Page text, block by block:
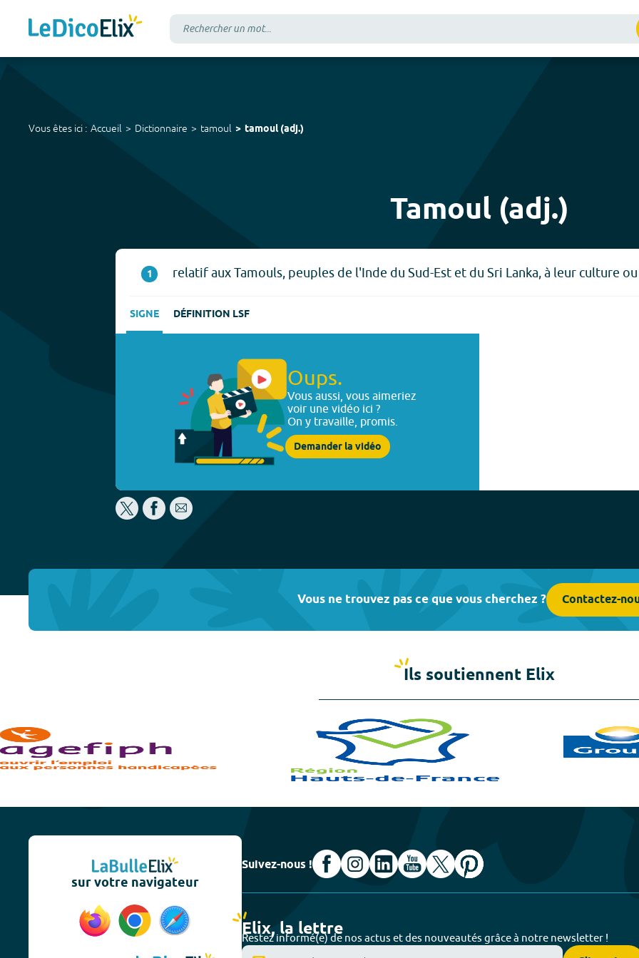
Vous êtes ici : Accueil Dictionnaire tamoul tamoul(adj.)
Tamoul (adj.)
1 relatif aux Tamouls, peuples de l'Inde du Sud-Est et du Sri Lanka, à leur culture
SIGNE DÉFINITION LSF
Oups.
Vous aussi, vous aimeriez
voir une vidéo ici ?
On y travaille, promis.
Demander la vidéo
Vous ne trouvez pas ce que vous cherchez ? Contactez-
Ils soutiennent Elix
sur votre navigateur
Suivez-nous !
Elix, la lettre
Restez informé(e) de nos actus et des nouveautés grâce à notre newsletter !